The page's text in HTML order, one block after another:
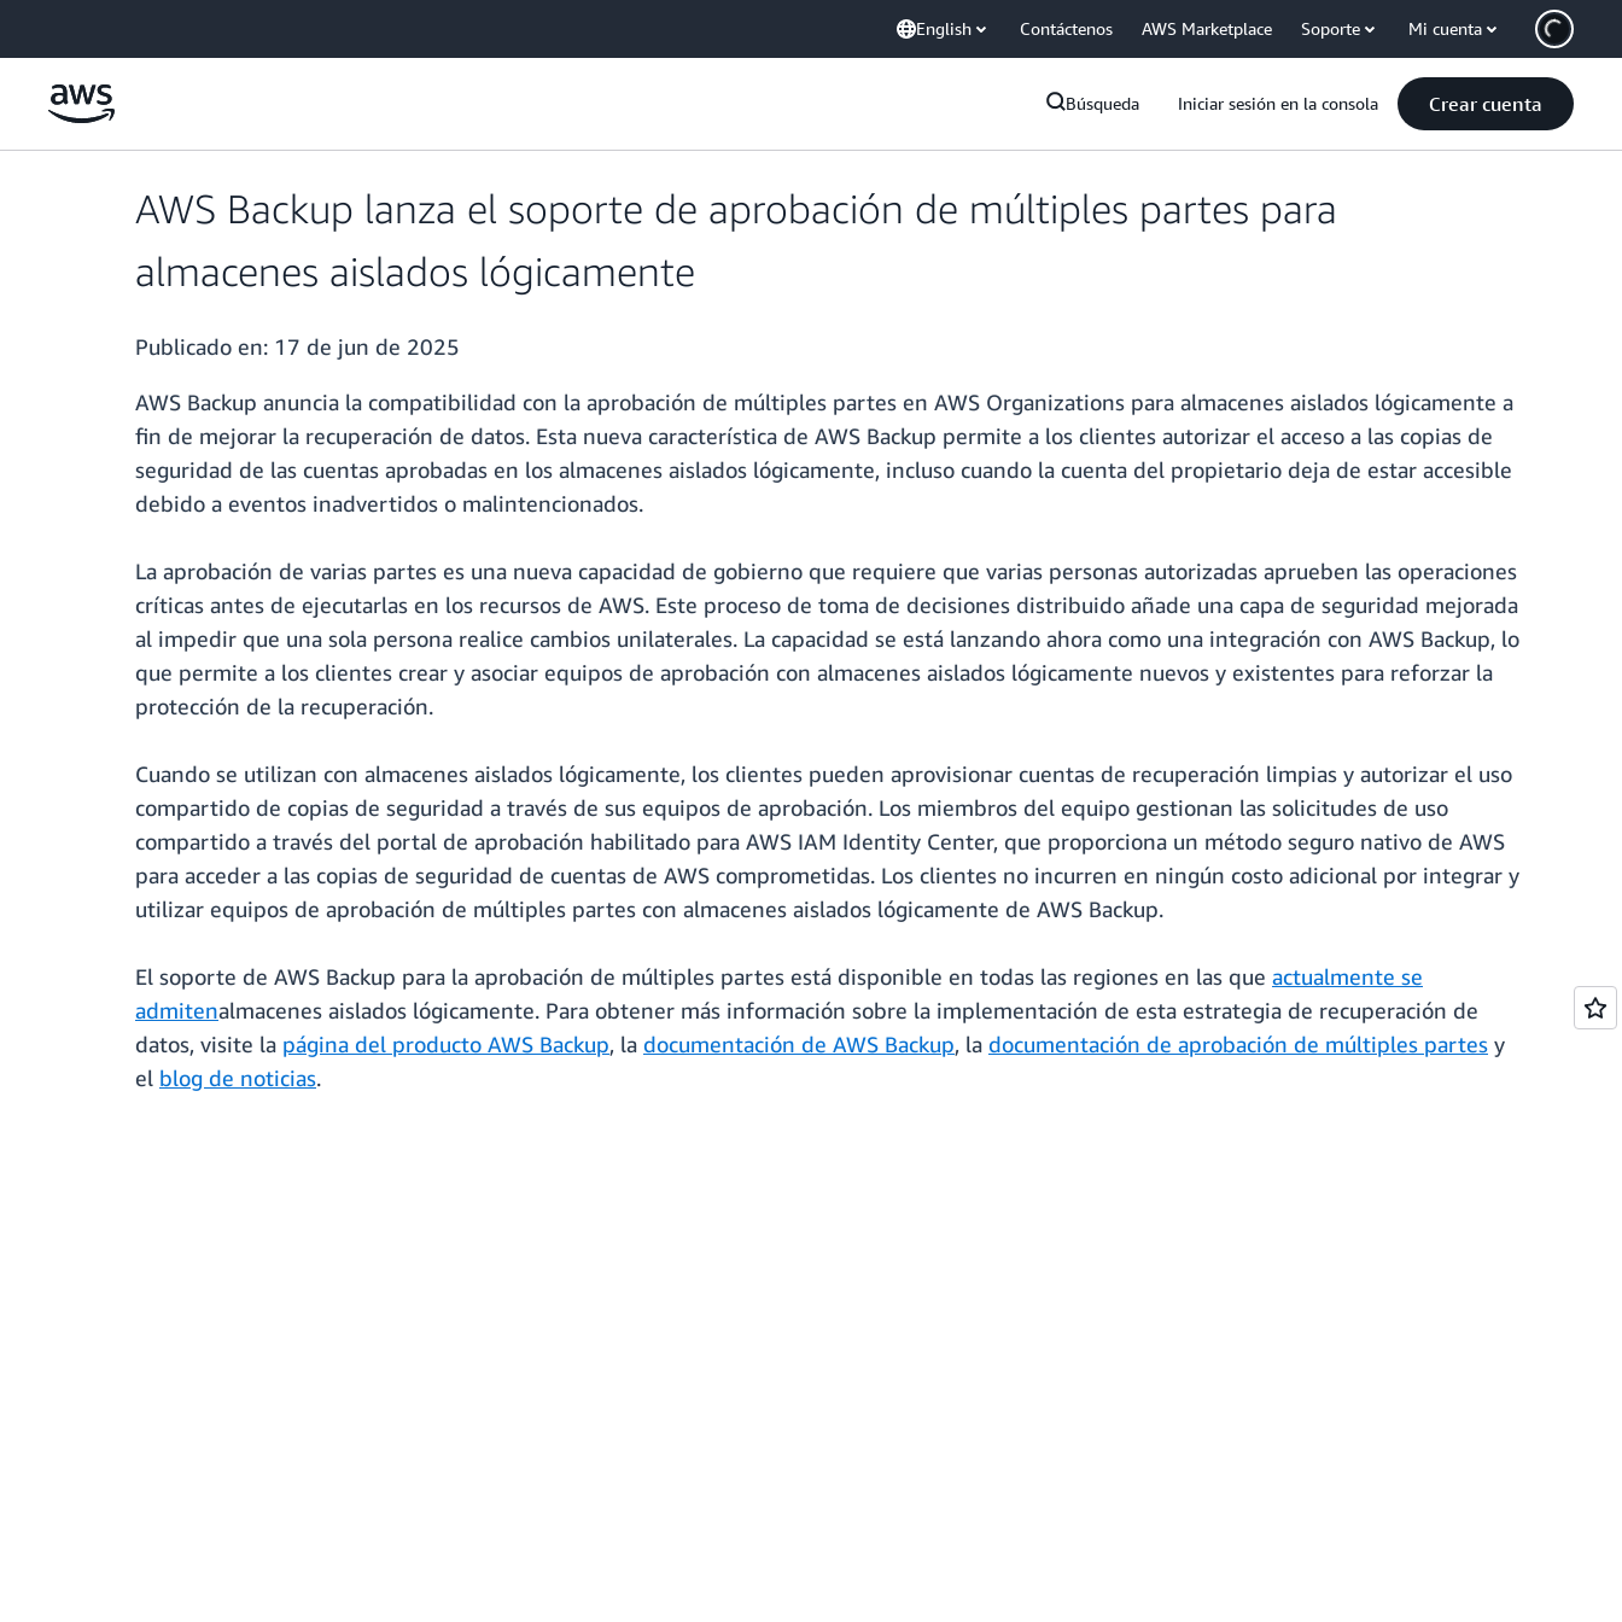
English Contáctenos AWS Marketplace Soporte Mi cuenta
Búsqueda Iniciar sesión en la consola Crear cuenta
AWS Backup lanza el soporte de aprobación de múltiples partes para
almacenes aislados lógicamente
Publicado en: 17 de jun de 2025
AWS Backup anuncia la compatibilidad con la aprobación de múltiples partes en AWS Organizations para almacenes aislados lógicamente a
fin de mejorar la recuperación de datos. Esta nueva característica de AWS Backup permite a los clientes autorizar el acceso a las copias de
seguridad de las cuentas aprobadas en los almacenes aislados lógicamente, incluso cuando la cuenta del propietario deja de estar accesible
debido a eventos inadvertidos o malintencionados.
La aprobación de varias partes es una nueva capacidad de gobierno que requiere que varias personas autorizadas aprueben las operaciones
críticas antes de ejecutarlas en los recursos de AWS. Este proceso de toma de decisiones distribuido añade una capa de seguridad mejorada
al impedir que una sola persona realice cambios unilaterales. La capacidad se está lanzando ahora como una integración con AWS Backup, lo
que permite a los clientes crear y asociar equipos de aprobación con almacenes aislados lógicamente nuevos y existentes para reforzar la
protección de la recuperación.
Cuando se utilizan con almacenes aislados lógicamente, los clientes pueden aprovisionar cuentas de recuperación limpias y autorizar el uso
compartido de copias de seguridad a través de sus equipos de aprobación. Los miembros del equipo gestionan las solicitudes de uso
compartido a través del portal de aprobación habilitado para AWS IAM Identity Center, que proporciona un método seguro nativo de AWS
para acceder a las copias de seguridad de cuentas de AWS comprometidas. Los clientes no incurren en ningún costo adicional por integrar y
utilizar equipos de aprobación de múltiples partes con almacenes aislados lógicamente de AWS Backup.
El soporte de AWS Backup para la aprobación de múltiples partes está disponible en todas las regiones en las que actualmente se
admitenalmacenes aislados lógicamente. Para obtener más información sobre la implementación de esta estrategia de recuperación de
datos, visite la página del producto AWS Backup, la documentación de AWS Backup, la documentación de aprobación de múltiples partes y
el blog de noticias.